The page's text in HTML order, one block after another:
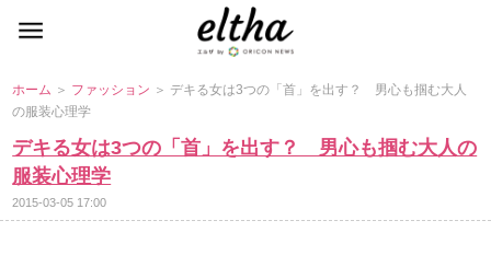
ホーム ＞ ファッション ＞ デキる女は3つの「首」を出す？ 男心も掴む大人
の服装心理学
デキる女は3つの「首」を出す？ 男心も掴む大人の
服装心理学
2015-03-05 17:00